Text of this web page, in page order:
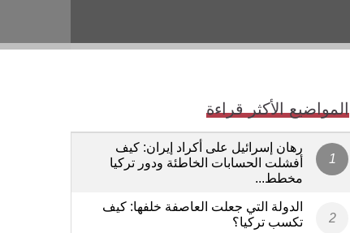
المواضيع الأكثر قراءة
رهان إسرائيل على أكراد إيران: كيف
أفشلت الحسابات الخاطئة ودور تركيا
مخطط...
الدولة التي جعلت العاصفة خلفها: كيف
تكسب تركيا؟